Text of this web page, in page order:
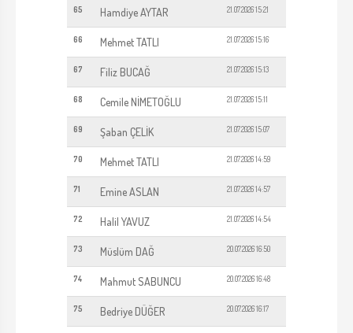
65 Hamdiye AYTAR 21.07.2026 15:21
66 Mehmet TATLI 21.07.2026 15:16
67 Filiz BUCAĞ 21.07.2026 15:13
68 Cemile NİMETOĞLU 21.07.2026 15:11
69 Şaban ÇELİK 21.07.2026 15:07
70 Mehmet TATLI 21.07.2026 14:59
71 Emine ASLAN 21.07.2026 14:57
72 Halil YAVUZ 21.07.2026 14:54
73 Müslüm DAĞ 20.07.2026 16:50
74 Mahmut SABUNCU 20.07.2026 16:48
75 Bedriye DÜĞER 20.07.2026 16:17